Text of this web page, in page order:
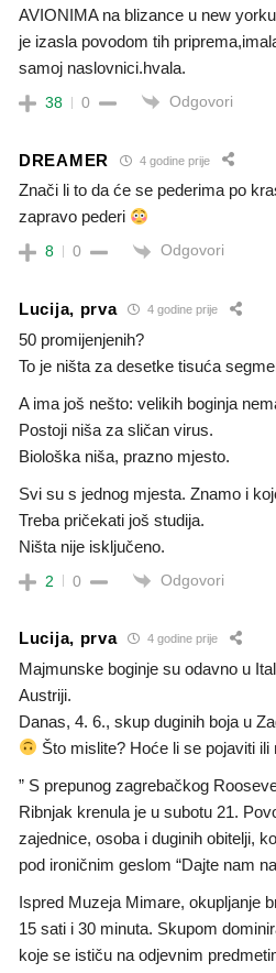
AVIONIMA na blizance u new
je izasla povodom tih
samoj naslovnici.hvala.
38 0 Odgovori
DREAMER 4 godine prije
Znači li to da će se pederima po
zapravo pederi
8 0 Odgovori
Lucija, prva 4 godine prije
50 promijenjenih?
To je ništa za desetke tisuća
A ima još nešto: velikih boginja
Postoji niša za sličan virus.
Biološka niša, prazno mjesto.
Svi su s jednog mjesta. Znamo i
Treba pričekati još studija.
Ništa nije isključeno.
2 0 Odgovori
Lucija, prva 4 godine prije
Majmunske boginje su odavno u
Austriji.
Danas, 4. 6., skup duginih boja u
Što mislite? Hoće li se pojaviti ili
” S prepunog zagrebačkog
Ribnjak krenula je u subotu 21.
zajednice, osoba i duginih obitelji,
pod ironičnim geslom “Dajte nam
Ispred Muzeja Mimare, okupljanje
15 sati i 30 minuta. Skupom
koje se ističu na odjevnim